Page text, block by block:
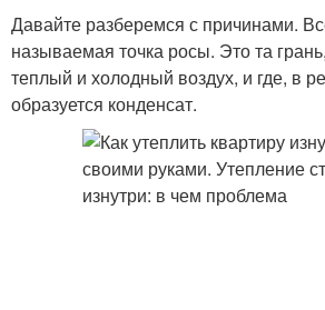
Давайте разберемся с причинами.
называемая точка росы. Это та
теплый и холодный воздух, и где, в
образуется конденсат.